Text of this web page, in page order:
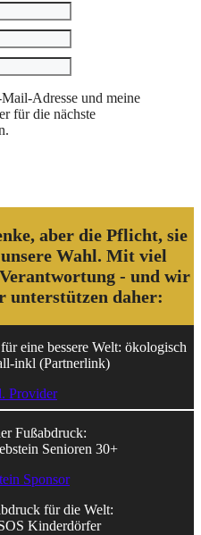
Adresse und meine
für die nächste
aber die Pflicht, sie
Wahl. Mit viel
- und wir
unterstützen daher:
eine bessere Welt: ökologisch
inkl (Partnerlink)
Fußabdruck:
Senioren 30+
für die Welt:
Kinderdörfer